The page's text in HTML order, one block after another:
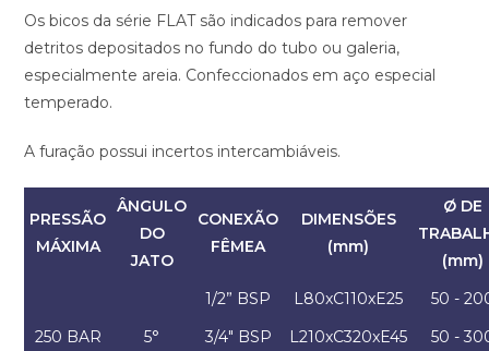
Os bicos da série FLAT são indicados para remover
detritos depositados no fundo do tubo ou galeria,
especialmente areia. Confeccionados em aço especial
temperado.
A furação possui incertos intercambiáveis.
PRESSÃO
MÁXIMA
ÂNGULO
DO
JATO
CONEXÃO
FÊMEA
DIMENSÕES
(mm)
Ø DE
(mm)
250 BAR 5°
1/2” BSP L80xC110xE25
50 -
3/4" BSP
L210xC320xE45
50 -